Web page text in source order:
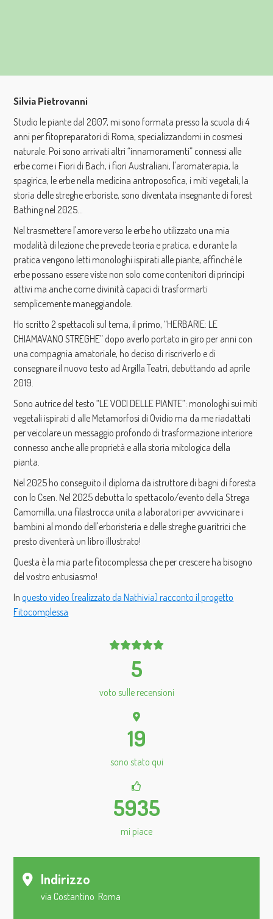
Indirizzo
via Costantino Roma
Silvia Pietrovanni
Studio le piante dal 2007, mi sono formata presso la scuola di 4
anni per fitopreparatori di Roma, specializzandomi in cosmesi
naturale. Poi sono arrivati ​​altri “innamoramenti” connessi alle
erbe come i Fiori di Bach, i fiori Australiani, l'aromaterapia, la
spagirica, le erbe nella medicina antroposofica, i miti vegetali, la
storia delle streghe erboriste, sono diventata insegnante di forest
Bathing nel 2025...
Nel trasmettere l'amore verso le erbe ho utilizzato una mia
modalità di lezione che prevede teoria e pratica, e durante la
pratica vengono letti monologhi ispirati alle piante, affinché le
erbe possano essere viste non solo come contenitori di principi
attivi ma anche come divinità capaci di trasformarti
semplicemente maneggiandole.
Ho scritto 2 spettacoli sul tema, il primo, “HERBARIE: LE
CHIAMAVANO STREGHE” dopo averlo portato in giro per anni con
una compagnia amatoriale, ho deciso di riscriverlo e di
consegnare il nuovo testo ad Argilla Teatri, debuttando ad aprile
2019.
Sono autrice del testo “LE VOCI DELLE PIANTE”: monologhi sui miti
vegetali ispirati d alle Metamorfosi di Ovidio ma da me riadattati
per veicolare un messaggio profondo di trasformazione interiore
connesso anche alle proprietà e alla storia mitologica della
pianta.
Nel 2025 ho conseguito il diploma da istruttore di bagni di foresta
con lo Csen. Nel 2025 debutta lo spettacolo/evento della Strega
Camomilla, una filastrocca unita a laboratori per avvvicinare i
bambini al mondo dell'erboristeria e delle streghe guaritrici che
presto diventerà un libro illustrato!
Questa è la mia parte fitocomplessa che per crescere ha bisogno
del vostro entusiasmo!
Inquesto video (realizzato da Nathivia) racconto il progetto
Fitocomplessa
5
voto sulle recensioni
19
sono stato qui
5935
mi piace